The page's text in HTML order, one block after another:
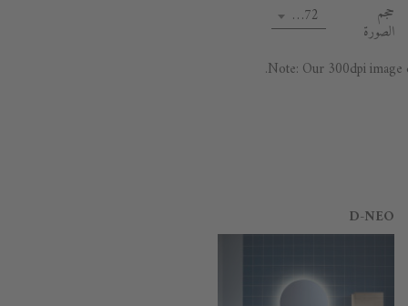
حجم
الصورة
72 dpi
Note: Our 300dpi image
D-NEO